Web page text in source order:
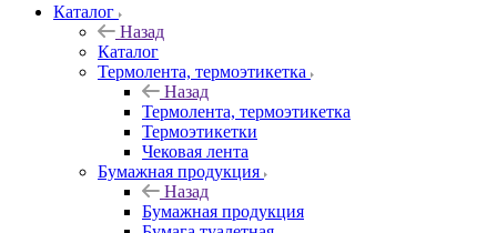
Каталог
Назад
Каталог
Термолента, термоэтикетка
Назад
Термолента, термоэтикетка
Термоэтикетки
Чековая лента
Бумажная продукция
Назад
Бумажная продукция